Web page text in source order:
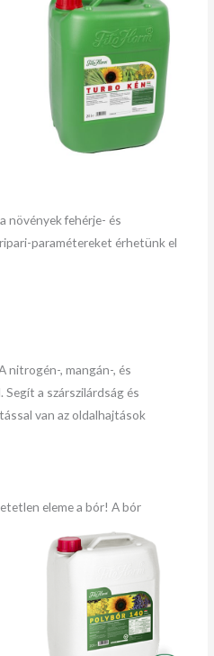
növények fehérje- és
paramétereket érhetünk el
nitrogén-, mangán-, és
a szárszilárdság és
van az oldalhajtások
eleme a bór! A bór